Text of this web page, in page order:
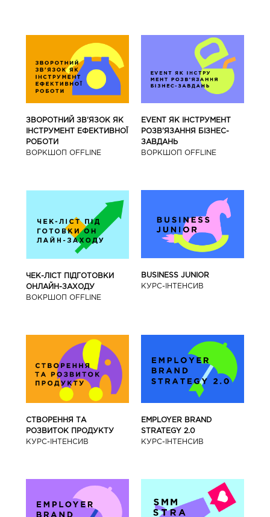
ЗВОРОТНИЙ ЗВ’ЯЗОК ЯК
ІНСТРУМЕНТ ЕФЕКТИВНОЇ
РОБОТИ
ВОРКШОП OFFLINE
EVENT ЯК ІНСТРУМЕНТ
РОЗВ’ЯЗАННЯ БІЗНЕС-
ЗАВДАНЬ
ВОРКШОП OFFLINE
ЧЕК-ЛІСТ ПІДГОТОВКИ
ОНЛАЙН-ЗАХОДУ
ВОКРШОП OFFLINE
BUSINESS JUNIOR
КУРС-IНТЕНСИВ
СТВОРЕННЯ ТА
РОЗВИТОК ПРОДУКТУ
КУРС-IНТЕНСИВ
EMPLOYER BRAND
STRATEGY 2.0
КУРС-IНТЕНСИВ